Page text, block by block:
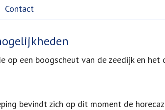
Contact
op een boogscheut van de zeedijk en
bevindt zich op dit moment de